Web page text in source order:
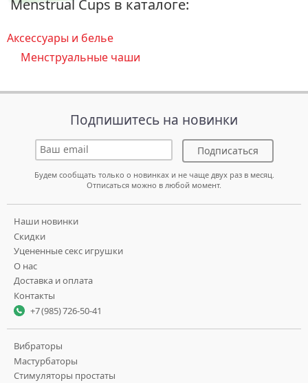
Menstrual Cups в каталоге:
Аксессуары и белье
Менструальные чаши
Подпишитесь на новинки
Подписаться
Будем сообщать только о новинках и не чаще двух раз в месяц.
Отписаться можно в любой момент.
Наши новинки
Скидки
Уцененные секс игрушки
О нас
Доставка и оплата
Контакты
+7 (985) 726-50-41
Вибраторы
Мастурбаторы
Стимуляторы простаты